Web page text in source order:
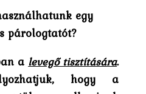
egy
párologtatót?
a levegő tisztítására.
hogy a